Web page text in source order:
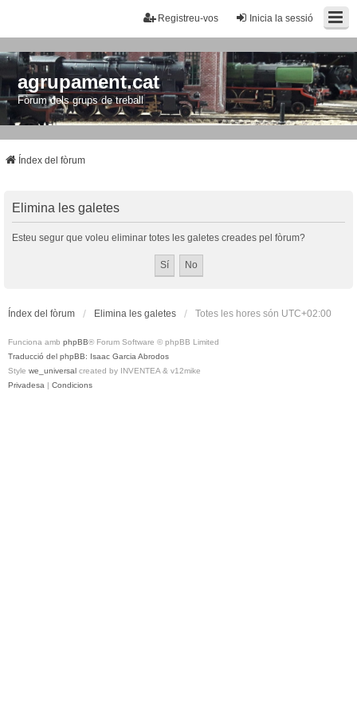
Inicia la sessió
Registreu-vos
agrupament.cat
Fòrum dels grups de treball
Índex del fòrum
Elimina les galetes
Esteu segur que voleu eliminar totes les galetes creades pel fòrum?
Índex del fòrum Elimina les galetes Totes les hores són UTC+02:00
Funciona amb phpBB® Forum Software © phpBB Limited
Traducció del phpBB: Isaac Garcia Abrodos
Style we_universal created by INVENTEA & v12mike
Privadesa | Condicions